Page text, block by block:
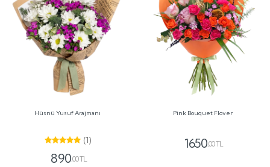
Hüsnü Yusuf Arajmanı
(1)
890,00 TL
Pink Bouquet Flover
1650,00 TL